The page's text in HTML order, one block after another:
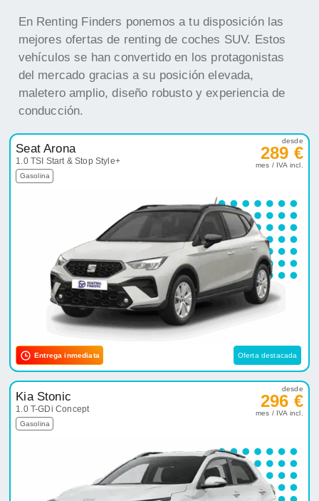
En Renting Finders ponemos a tu disposición las
mejores ofertas de renting de coches SUV. Estos
vehículos se han convertido en los protagonistas
del mercado gracias a su posición elevada,
maletero amplio, diseño robusto y experiencia de
conducción.
Seat Arona
1.0 TSI Start & Stop Style+
Gasolina
desde
289 €
mes / IVA incl.
Entrega inmediata Oferta destacada
Kia Stonic
1.0 T-GDi Concept
Gasolina
desde
296 €
mes / IVA incl.